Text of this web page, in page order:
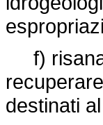
f)
destinati